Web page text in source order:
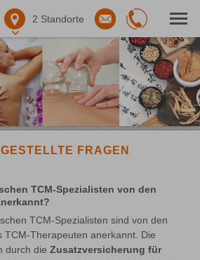
2 Standorte
FRAGEN
TCM-Spezialisten von den
TCM-Spezialisten sind von den
TCM-Therapeuten anerkannt. Die
durch die Zusatzversicherung für